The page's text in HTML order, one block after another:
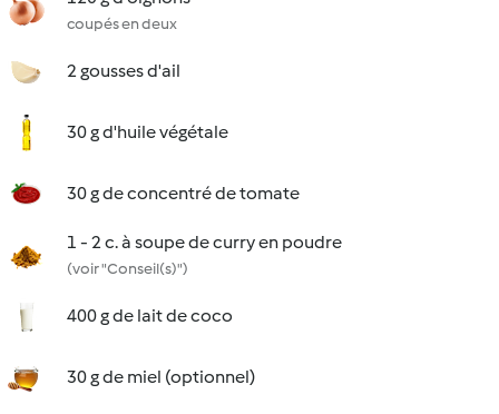
coupés en deux
2 gousses d'ail
30 g d'huile végétale
30 g de concentré de tomate
1 - 2 c. à soupe de curry en poudre
(voir "Conseil(s)")
400 g de lait de coco
30 g de miel (optionnel)